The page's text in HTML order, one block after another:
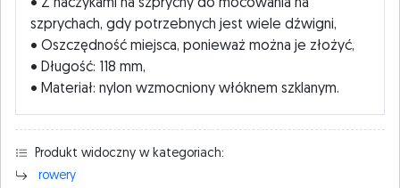
• Z haczykami na szprychy do mocowania na
szprychach, gdy potrzebnych jest wiele dźwigni,
• Oszczędność miejsca, ponieważ można je złożyć,
• Długość: 118 mm,
• Materiał: nylon wzmocniony włóknem szklanym.
Produkt widoczny w kategoriach:
rowery